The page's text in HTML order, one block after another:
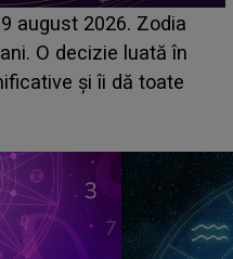
DETALIU
concurentul din
NEAȘTEPTATĂ
ei în față, eu nu te